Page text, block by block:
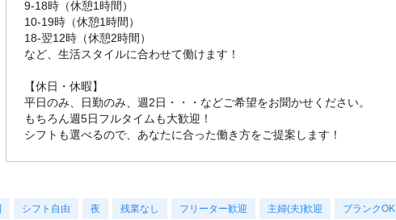
9-18時（休憩1時間）
10-19時（休憩1時間）
18-翌12時（休憩2時間）
など、生活スタイルに合わせて働けます！
【休日・休暇】
平日のみ、日勤のみ、週2日・・・などご希望をお聞かせください。
もちろん週5日フルタイムも大歓迎！
シフトも選べるので、あなたに合った働き方をご提案します！
シフト自由 夜 残業なし フリーター歓迎 主婦(夫)歓迎 ブランクOK